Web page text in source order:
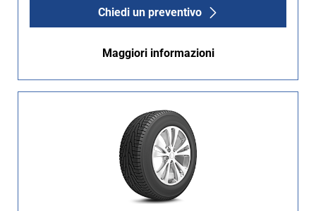
Chiedi un preventivo
Maggiori informazioni